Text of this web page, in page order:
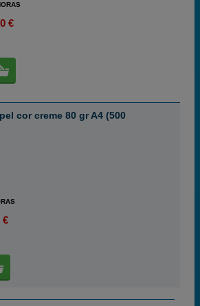
€
cor creme 80 gr A4 (500
€